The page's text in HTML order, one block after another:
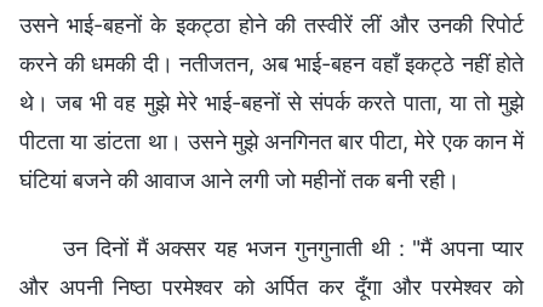
उसने भाई-बहनों के इकट्ठा होने की तस्वीरें लीं और उनकी रिपोर्ट
करने की धमकी दी। नतीजतन, अब भाई-बहन वहाँ इकट्ठे नहीं होते
थे। जब भी वह मुझे मेरे भाई-बहनों से संपर्क करते पाता, या तो मुझे
पीटता या डांटता था। उसने मुझे अनगिनत बार पीटा, मेरे एक कान में
घंटियां बजने की आवाज आने लगी जो महीनों तक बनी रही।
उन दिनों मैं अक्सर यह भजन गुनगुनाती थी : "मैं अपना प्यार
और अपनी निष्ठा परमेश्वर को अर्पित कर दूँगा और परमेश्वर को